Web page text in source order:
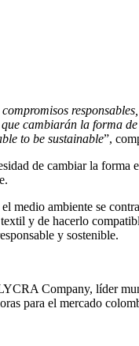
cambiarán la forma
to be sustainable”,
de cambiar la forma
el medio ambiente se
y de hacerlo
y sostenible.
Company, líder
para el mercado